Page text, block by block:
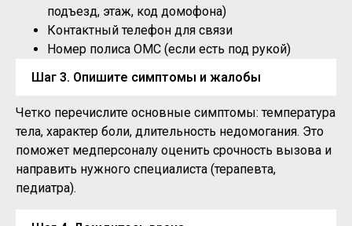
подъезд, этаж, код домофона)
Контактный телефон для связи
Номер полиса ОМС (если есть под рукой)
Шаг 3. Опишите симптомы и жалобы
Четко перечислите основные симптомы: температура
тела, характер боли, длительность недомогания. Это
поможет медперсоналу оценить срочность вызова и
направить нужного специалиста (терапевта,
педиатра).